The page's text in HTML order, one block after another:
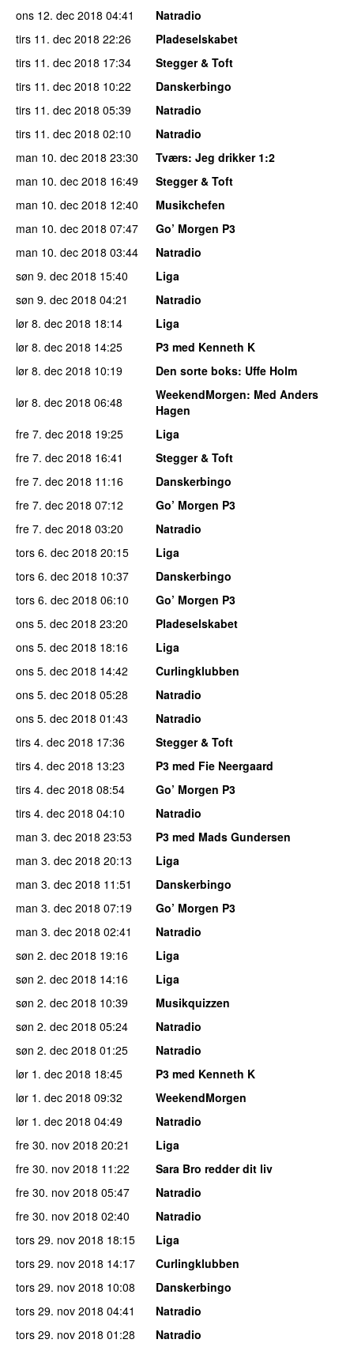
ons 12. dec 2018 04:41
Natradio
tirs 11. dec 2018 22:26
Pladeselskabet
tirs 11. dec 2018 17:34
Stegger & Toft
tirs 11. dec 2018 10:22
Danskerbingo
tirs 11. dec 2018 05:39
Natradio
tirs 11. dec 2018 02:10
Natradio
man 10. dec 2018 23:30 Tværs: Jeg drikker 1:2
man 10. dec 2018 16:49
Stegger & Toft
man 10. dec 2018 12:40
Musikchefen
man 10. dec 2018 07:47
Go’ Morgen P3
man 10. dec 2018 03:44
Natradio
søn 9. dec 2018 15:40
Liga
søn 9. dec 2018 04:21
Natradio
lør 8. dec 2018 18:14
Liga
lør 8. dec 2018 14:25
P3 med Kenneth K
lør 8. dec 2018 10:19 Den sorte boks: Uffe Holm
lør 8. dec 2018 06:48 WeekendMorgen: Med Anders
Hagen
fre 7. dec 2018 19:25
Liga
fre 7. dec 2018 16:41
Stegger & Toft
fre 7. dec 2018 11:16
Danskerbingo
fre 7. dec 2018 07:12
Go’ Morgen P3
fre 7. dec 2018 03:20
Natradio
tors 6. dec 2018 20:15
Liga
tors 6. dec 2018 10:37
Danskerbingo
tors 6. dec 2018 06:10
Go’ Morgen P3
ons 5. dec 2018 23:20
Pladeselskabet
ons 5. dec 2018 18:16
Liga
ons 5. dec 2018 14:42
Curlingklubben
ons 5. dec 2018 05:28
Natradio
ons 5. dec 2018 01:43
Natradio
tirs 4. dec 2018 17:36
Stegger & Toft
tirs 4. dec 2018 13:23
P3 med Fie Neergaard
tirs 4. dec 2018 08:54
Go’ Morgen P3
tirs 4. dec 2018 04:10
Natradio
man 3. dec 2018 23:53
P3 med Mads Gundersen
man 3. dec 2018 20:13
Liga
man 3. dec 2018 11:51
Danskerbingo
man 3. dec 2018 07:19
Go’ Morgen P3
man 3. dec 2018 02:41
Natradio
søn 2. dec 2018 19:16
Liga
søn 2. dec 2018 14:16
Liga
søn 2. dec 2018 10:39
Musikquizzen
søn 2. dec 2018 05:24
Natradio
søn 2. dec 2018 01:25
Natradio
lør 1. dec 2018 18:45
P3 med Kenneth K
lør 1. dec 2018 09:32
WeekendMorgen
lør 1. dec 2018 04:49
Natradio
fre 30. nov 2018 20:21
Liga
fre 30. nov 2018 11:22
Sara Bro redder dit liv
fre 30. nov 2018 05:47
Natradio
fre 30. nov 2018 02:40
Natradio
tors 29. nov 2018 18:15
Liga
tors 29. nov 2018 14:17
Curlingklubben
tors 29. nov 2018 10:08
Danskerbingo
tors 29. nov 2018 04:41
Natradio
tors 29. nov 2018 01:28 Natradio